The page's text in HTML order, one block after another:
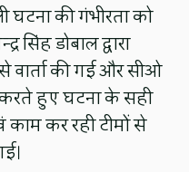
की गंभीरता को
सिंह डोबाल द्वारा
वार्ता की गई और सीओ
हुए घटना के सही
काम कर रही टीमों से